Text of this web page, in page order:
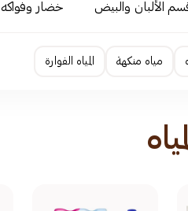
الألبان والبيض خضار وفواكه
مياه منكهة المياه الفوارة